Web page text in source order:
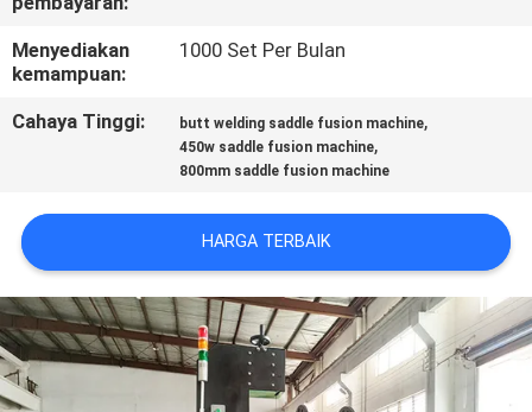
KAMI
BLOG
PERMINTAAN
PENAWARAN
SITEMAP
PRIVACY
Menyediakan
kemampuan:
1000 Set Per Bulan
Cahaya Tinggi: butt welding saddle fusion machine,
450w saddle fusion machine,
800mm saddle fusion machine
HARGA TERBAIK